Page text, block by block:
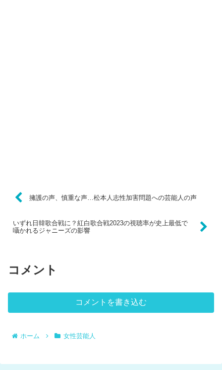
擁護の声、慎重な声…松本人志性加害問題への芸能人の声
いずれ日韓歌合戦に？紅白歌合戦2023の視聴率が史上最低で
囁かれるジャニーズの影響
コメント
コメントを書き込む
ホーム 女性芸能人